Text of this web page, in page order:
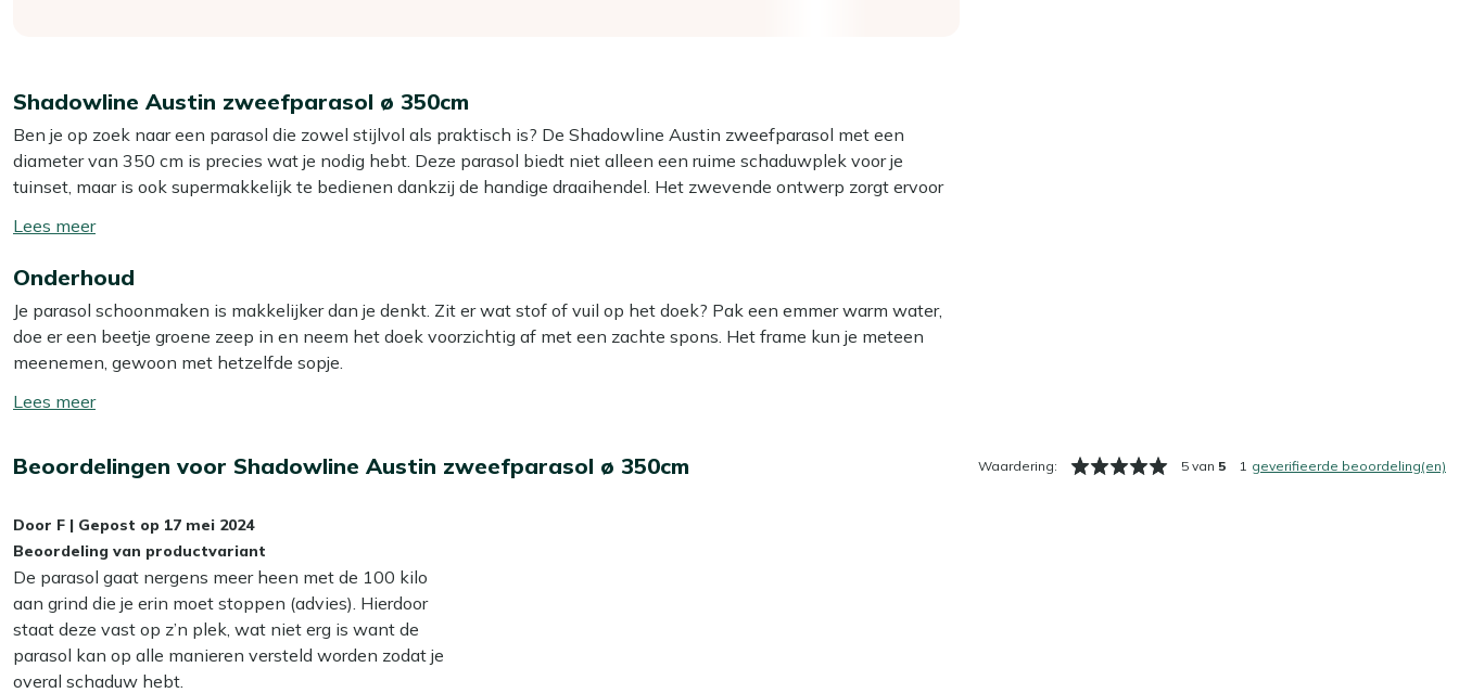
Shadowline Austin zweefparasol ø 350cm
Ben je op zoek naar een parasol die zowel stijlvol als praktisch is? De Shadowline Austin zweefparasol met een
diameter van 350 cm is precies wat je nodig hebt. Deze parasol biedt niet alleen een ruime schaduwplek voor je
tuinset, maar is ook supermakkelijk te bedienen dankzij de handige draaihendel. Het zwevende ontwerp zorgt ervoor
Terra Easyfoot en beschermhoes is deze parasol direct klaar voor gebruik en beschermd tegen alle weersinvloeden.
Eigenschappen
360 graden draaibaar: Draai de parasol eenvoudig mee met de zon en geniet de hele dag door van schaduw.
Inclusief Terra Easyfoot
Inclusief beschermhoes: De bijpassende hoes beschermt je parasol tegen alle weersinvloeden, zodat de kleur
langer mooi blijft en je er extra lang van kunt genieten.
eenvoudig gebruik.
Ruime schaduwplek: Biedt ruimte voor 6 tot 8 zitplaatsen in de schaduw, perfect voor een grote eettafel of
loungeset. Heerlijk voor lange zomeravonden met vrienden en familie.
Bekijk meer Parasols
Bekijk meer Zweefparasols
Toon/verberg
meer
Onderhoud
Je parasol schoonmaken is makkelijker dan je denkt. Zit er wat stof of vuil op het doek? Pak een emmer warm water,
doe er een beetje groene zeep in en neem het doek voorzichtig af met een zachte spons. Het frame kun je meteen
meenemen, gewoon met hetzelfde sopje.
Wil je langer genieten van een schone parasol? Behandel het doek dan met onze Kees Smit Textiel & Rope
schoonmaakwerk! We raden aan om je parasol twee keer per jaar goed grondig te maken. Gebruik daarvoor onze
Zo blijft je parasol langer mooi
Zonlicht kan de kleur van je parasol laten teruglopen, vooral als hij vaak openstaat. Wil je dit voorkomen? Gebruik een
parasolhoes wanneer je hem niet gebruikt. Tijdens de wintermaanden is het beter om je parasol binnen op te bergen.
Lukt dat niet? Zorg er dan voor dat hij volledig droog is voordat je hem onder een hoes zet. Zo voorkom je schimmel en
vlekken.
Toon/verberg
Beoordelingen voor Shadowline Austin zweefparasol ø 350cm Waardering: 5 van 5 1 geverifieerde beoordeling(en)
Door F | Gepost op 17 mei 2024
Beoordeling van productvariant
De parasol gaat nergens meer heen met de 100 kilo
aan grind die je erin moet stoppen (advies). Hierdoor
staat deze vast op z’n plek, wat niet erg is want de
parasol kan op alle manieren versteld worden zodat je
overal schaduw hebt.